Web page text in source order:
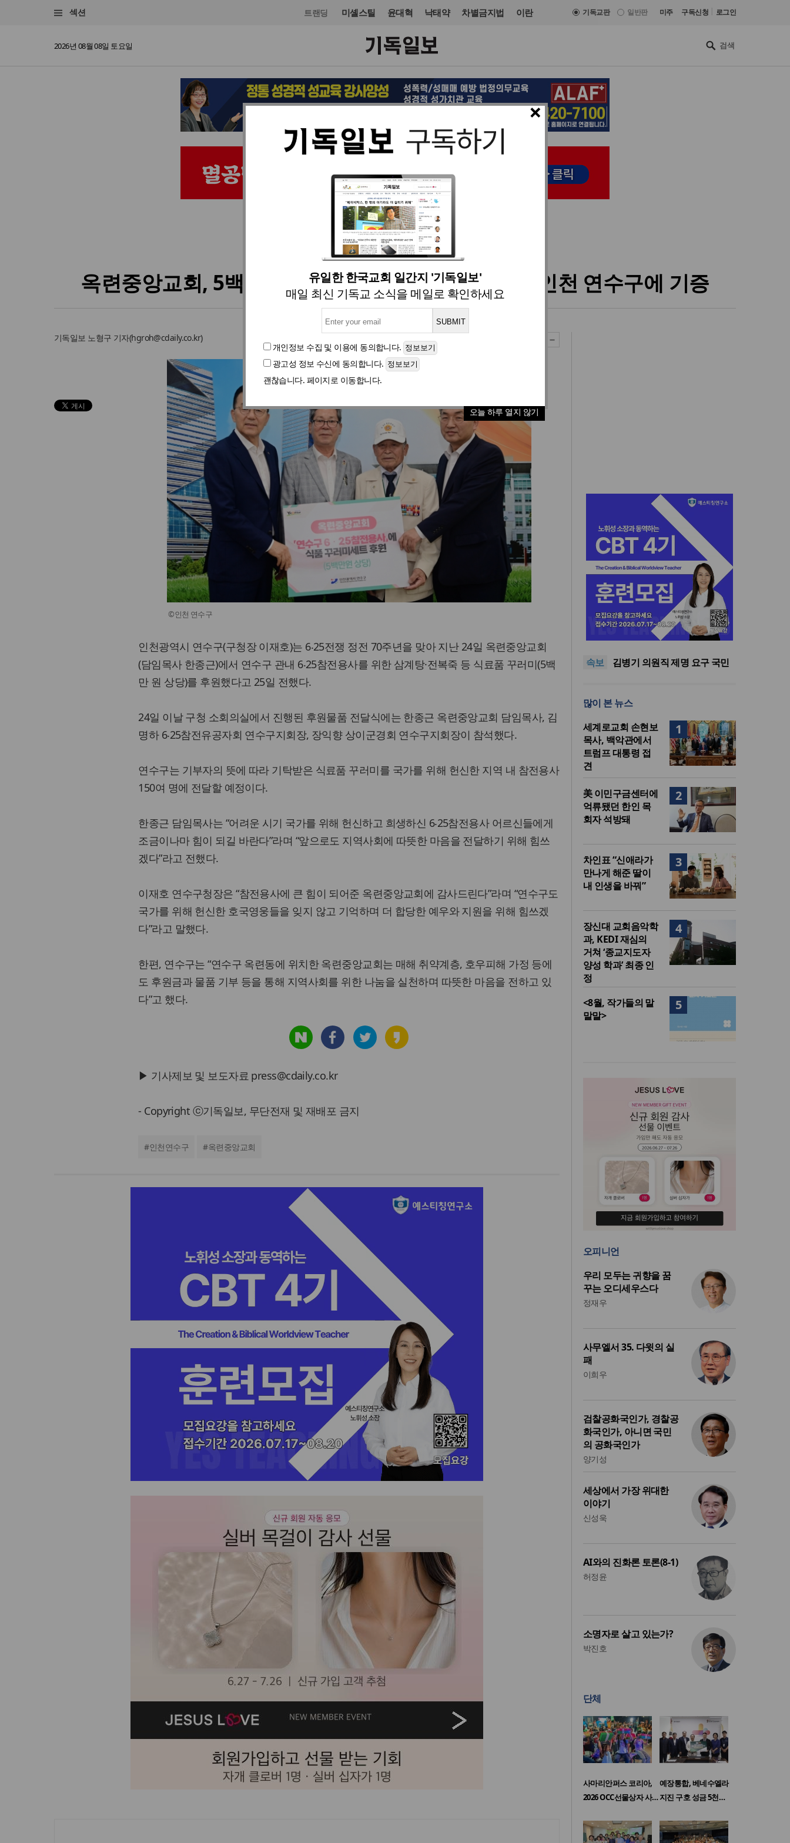
섹션 트랜딩 미셸스틸 윤대혁 낙태약 차별금지법 이란 기독교판 일반판 미주 구독신청 로그인
2026년 08월 08일 토요일
×
유일한 한국교회 일간지 '기독일보'
매일 최신 기독교 소식을 메일로 확인하세요
개인정보 수집 및 이용에 동의합니다.
광고성 정보 수신에 동의합니다.
괜찮습니다. 페이지로 이동합니다.
오늘 하루 열지 않기
교회일반 교회 입력 2023. 07. 25 13:42
옥련중앙교회, 5백만 원 상당 삼계탕 전복죽 꾸러미 인천 연수구에 기증
기독일보 노형구 기자(hgroh@cdaily.co.kr)
©인천 연수구
인천광역시 연수구(구청장 이재호)는 6‧25전쟁 정전 70주년을 맞아 지난 24일 옥련중앙교회
(담임목사 한종근)에서 연수구 관내 6‧25참전용사를 위한 삼계탕·전복죽 등 식료품 꾸러미(5백
만 원 상당)를 후원했다고 25일 전했다.
24일 이날 구청 소회의실에서 진행된 후원물품 전달식에는 한종근 옥련중앙교회 담임목사, 김
명하 6‧25참전유공자회 연수구지회장, 장익향 상이군경회 연수구지회장이 참석했다.
연수구는 기부자의 뜻에 따라 기탁받은 식료품 꾸러미를 국가를 위해 헌신한 지역 내 참전용사
150여 명에 전달할 예정이다.
한종근 담임목사는 “어려운 시기 국가를 위해 헌신하고 희생하신 6‧25참전용사 어르신들에게
조금이나마 힘이 되길 바란다”라며 “앞으로도 지역사회에 따뜻한 마음을 전달하기 위해 힘쓰
겠다”라고 전했다.
이재호 연수구청장은 “참전용사에 큰 힘이 되어준 옥련중앙교회에 감사드린다”라며 “연수구도
국가를 위해 헌신한 호국영웅들을 잊지 않고 기억하며 더 합당한 예우와 지원을 위해 힘쓰겠
다”라고 말했다.
한편, 연수구는 “연수구 옥련동에 위치한 옥련중앙교회는 매해 취약계층, 호우피해 가정 등에
도 후원금과 물품 기부 등을 통해 지역사회를 위한 나눔을 실천하며 따뜻한 마음을 전하고 있
다”고 했다.
▶ 기사제보 및 보도자료 press@cdaily.co.kr
- Copyright ⓒ기독일보, 무단전재 및 재배포 금지
#인천연수구 #옥련중앙교회
속보
세계로교회 손현보 목사, 백악
관에서 트럼프 대통령 접견
2026년 상반기 탈북민 입국 63
소
라’ 일부 활동 중단… “중대한 사
김병기 의원직 제명 요구 국민
위한 국가적 자산”
관에서 트럼프 대통령 접견
2026년 상반기 탈북민 입국 63
명… 전년 동기 대비 34.4% 감
소
많이 본 뉴스
1
세계로교회 손현보
목사, 백악관에서
트럼프 대통령 접
견
2
美 이민구금센터에
억류됐던 한인 목
회자 석방돼
3
차인표 “신애라가
만나게 해준 딸이
내 인생을 바꿔”
4
장신대 교회음악학
과, KEDI 재심의
거쳐 ‘종교지도자
양성 학과’ 최종 인
정
5
<8월, 작가들의 말
말말>
오피니언
우리 모두는 귀향을 꿈
꾸는 오디세우스다
정재우
사무엘서 35. 다윗의 실
패
이희우
검찰공화국인가, 경찰공
화국인가, 아니면 국민
의 공화국인가
양기성
세상에서 가장 위대한
이야기
신성욱
AI와의 진화론 토론(8-1)
허정윤
소명자로 살고 있는가?
박진호
단체
사마리안퍼스 코리아,
2026 OCC선물상자 사…
예장통합, 베네수엘라
지진 구호 성금 5천…